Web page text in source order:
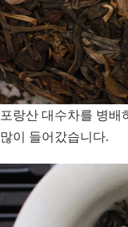
포랑산 대수차를 병배
많이 들어갔습니다.